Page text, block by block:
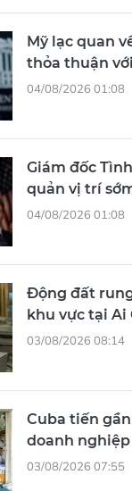
Mỹ lạc quan
thỏa thuận
04/08/2026 01:08
Giám đốc
quản vị trí
04/08/2026 01:08
Động đất
khu vực tại Ai
03/08/2026 08:14
Cuba tiến
doanh
03/08/2026 07:55